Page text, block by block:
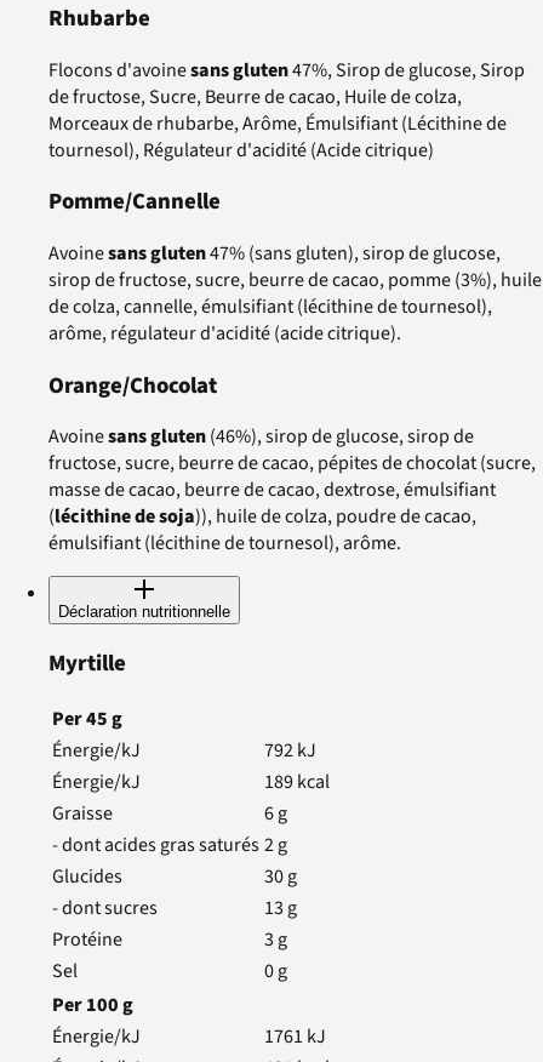
Rhubarbe
Flocons d'avoinesans gluten47%, Sirop de glucose, Sirop
de fructose, Sucre, Beurre de cacao, Huile de colza,
Morceaux de rhubarbe, Arôme, Émulsifiant (Lécithine de
tournesol), Régulateur d'acidité (Acide citrique)
Pomme/Cannelle
Avoinesans gluten47% (sans gluten), sirop de glucose,
sirop de fructose, sucre, beurre de cacao, pomme (3%), huile
de colza, cannelle, émulsifiant (lécithine de tournesol),
arôme, régulateur d'acidité (acide citrique).
Orange/Chocolat
Avoinesans gluten(46%), sirop de glucose, sirop de
fructose, sucre, beurre de cacao, pépites de chocolat (sucre,
masse de cacao, beurre de cacao, dextrose, émulsifiant
(lécithine de soja)), huile de colza, poudre de cacao,
émulsifiant (lécithine de tournesol), arôme.
Déclaration nutritionnelle
Myrtille
Per45g
Énergie/kJ
792kJ
Énergie/kJ
189kcal
Graisse
6g
- dont acides gras saturés2g
Glucides
30g
- dont sucres
13 g
Protéine
3 g
Sel
0g
Per100g
Énergie/kJ
1761 kJ